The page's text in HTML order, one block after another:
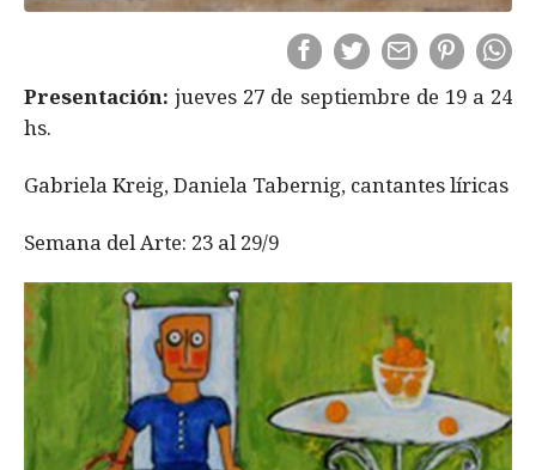
Presentación: jueves 27 de septiembre de 19 a 24
hs.
Gabriela Kreig, Daniela Tabernig, cantantes líricas
Semana del Arte: 23 al 29/9